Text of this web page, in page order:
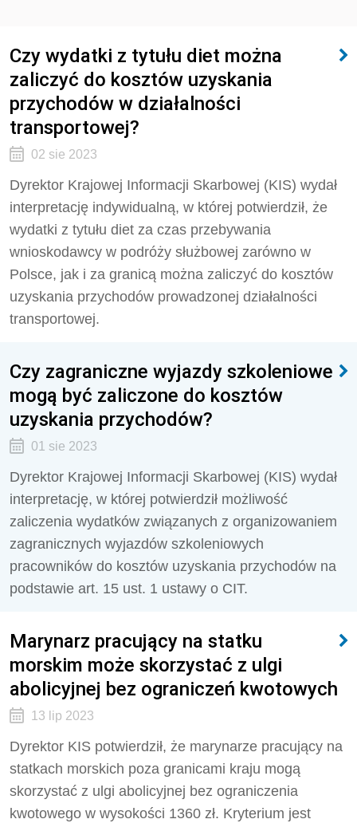
Czy wydatki z tytułu diet można
zaliczyć do kosztów uzyskania
przychodów w działalności
transportowej?
02 sie 2023
Dyrektor Krajowej Informacji Skarbowej (KIS) wydał
interpretację indywidualną, w której potwierdził, że
wydatki z tytułu diet za czas przebywania
wnioskodawcy w podróży służbowej zarówno w
Polsce, jak i za granicą można zaliczyć do kosztów
uzyskania przychodów prowadzonej działalności
transportowej.
Czy zagraniczne wyjazdy szkoleniowe
mogą być zaliczone do kosztów
uzyskania przychodów?
01 sie 2023
Dyrektor Krajowej Informacji Skarbowej (KIS) wydał
interpretację, w której potwierdził możliwość
zaliczenia wydatków związanych z organizowaniem
zagranicznych wyjazdów szkoleniowych
pracowników do kosztów uzyskania przychodów na
podstawie art. 15 ust. 1 ustawy o CIT.
Marynarz pracujący na statku
morskim może skorzystać z ulgi
abolicyjnej bez ograniczeń kwotowych
13 lip 2023
Dyrektor KIS potwierdził, że marynarze pracujący na
statkach morskich poza granicami kraju mogą
skorzystać z ulgi abolicyjnej bez ograniczenia
kwotowego w wysokości 1360 zł. Kryterium jest